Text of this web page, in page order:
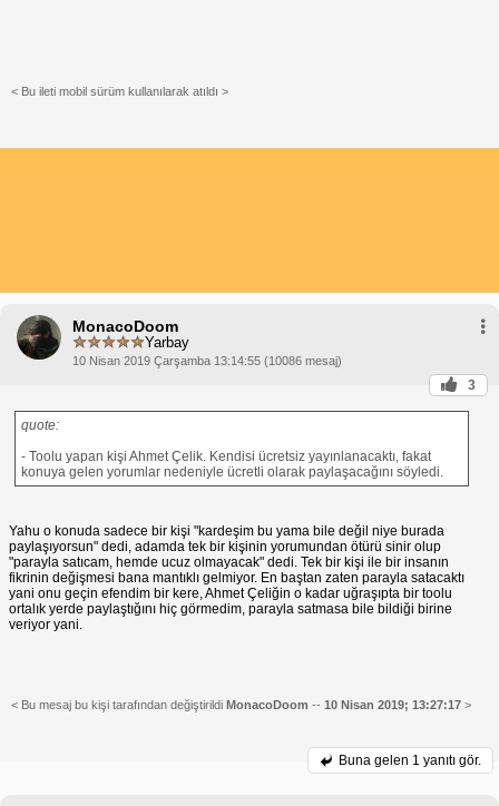
< Bu ileti mobil sürüm kullanılarak atıldı >
MonacoDoom
Yarbay
10 Nisan 2019 Çarşamba 13:14:55 (10086 mesaj)
3
quote:
- Toolu yapan kişi Ahmet Çelik. Kendisi ücretsiz yayınlanacaktı, fakat
konuya gelen yorumlar nedeniyle ücretli olarak paylaşacağını söyledi.
Yahu o konuda sadece bir kişi "kardeşim bu yama bile değil niye burada
paylaşıyorsun" dedi, adamda tek bir kişinin yorumundan ötürü sinir olup
"parayla satıcam, hemde ucuz olmayacak" dedi. Tek bir kişi ile bir insanın
fikrinin değişmesi bana mantıklı gelmiyor. En baştan zaten parayla satacaktı
yani onu geçin efendim bir kere, Ahmet Çeliğin o kadar uğraşıpta bir toolu
ortalık yerde paylaştığını hiç görmedim, parayla satmasa bile bildiği birine
veriyor yani.
< Bu mesaj bu kişi tarafından değiştirildi MonacoDoom -- 10 Nisan 2019; 13:27:17 >
Buna gelen 1 yanıtı gör.